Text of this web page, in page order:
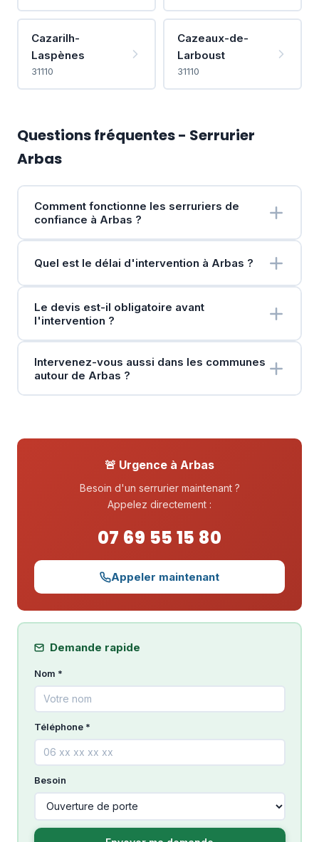
Cazarilh-
Laspènes
31110
Cazeaux-de-
Larboust
31110
Questions fréquentes - Serrurier
Arbas
Comment fonctionne les serruriers de
confiance à Arbas ?
Quel est le délai d'intervention à Arbas ?
Le devis est-il obligatoire avant
l'intervention ?
Intervenez-vous aussi dans les communes
autour de Arbas ?
🚨 Urgence à Arbas
Besoin d'un serrurier maintenant ?
Appelez directement :
07 69 55 15 80
Appeler maintenant
Demande rapide
Nom *
Téléphone *
Besoin